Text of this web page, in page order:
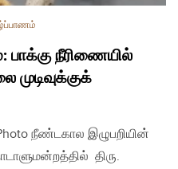
நீரிணையில்
நீண்டகால இழுபறியின்
திரு.